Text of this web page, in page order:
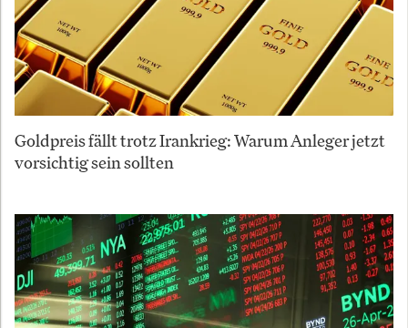
Goldpreis fällt trotz Irankrieg: Warum Anleger jetzt
vorsichtig sein sollten